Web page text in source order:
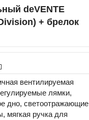
deVENTE
+ брелок
вентилируемая
лямки,
дно, светоотражающие
мягкая ручка для